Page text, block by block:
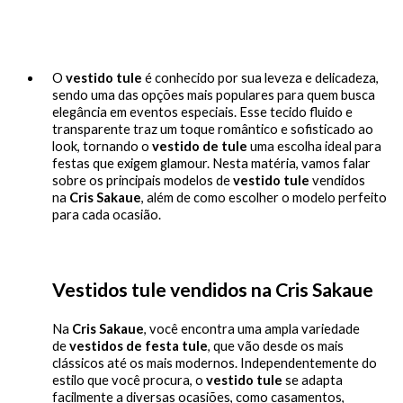
O vestido tule é conhecido por sua leveza e delicadeza,
sendo uma das opções mais populares para quem busca
elegância em eventos especiais. Esse tecido fluido e
transparente traz um toque romântico e sofisticado ao
look, tornando o vestido de tule uma escolha ideal para
festas que exigem glamour. Nesta matéria, vamos falar
sobre os principais modelos devestido tule vendidos
na Cris Sakaue, além de como escolher o modelo perfeito
para cada ocasião.
Vestidos tule vendidos na Cris Sakaue
Na Cris Sakaue, você encontra uma ampla variedade
devestidos de festa tule, que vão desde os mais
clássicos até os mais modernos. Independentemente do
estilo que você procura, o vestido tule se adapta
facilmente a diversas ocasiões, como casamentos,